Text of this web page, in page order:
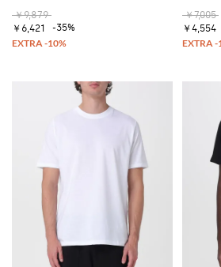
￥9,879
￥6,421
-35%
￥7,005
￥4,554